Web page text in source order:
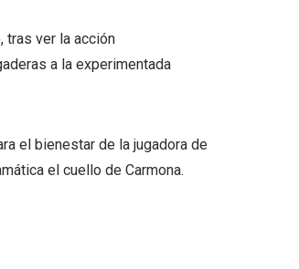
tras ver la acción
a la experimentada
el bienestar de la jugadora de
el cuello de Carmona.